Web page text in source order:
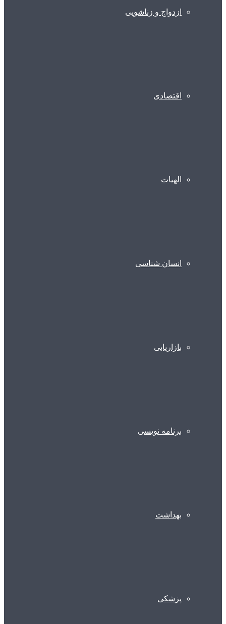
ازدواج و زناشویی
اقتصادی
الهیات
انسان شناسی
بازاریابی
برنامه نویسی
بهداشت
پزشکی